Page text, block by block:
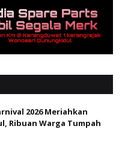
2026 Meriahkan
Ribuan Warga Tumpah